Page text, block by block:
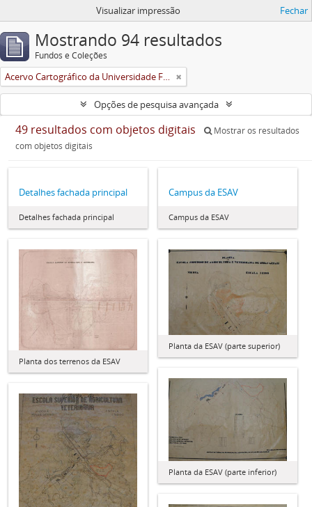
Visualizar impressão Fechar
Mostrando 94 resultados
Fundos e Coleções
Acervo Cartográfico da Universidade Federal de Viçosa
Opções de pesquisa avançada
49 resultados com objetos digitais
Mostrar os resultados
com objetos digitais
Detalhes fachada principal
Detalhes fachada principal
Campus da ESAV
Campus da ESAV
Planta dos terrenos da ESAV
Planta da ESAV (parte superior)
Planta da ESAV (parte inferior)